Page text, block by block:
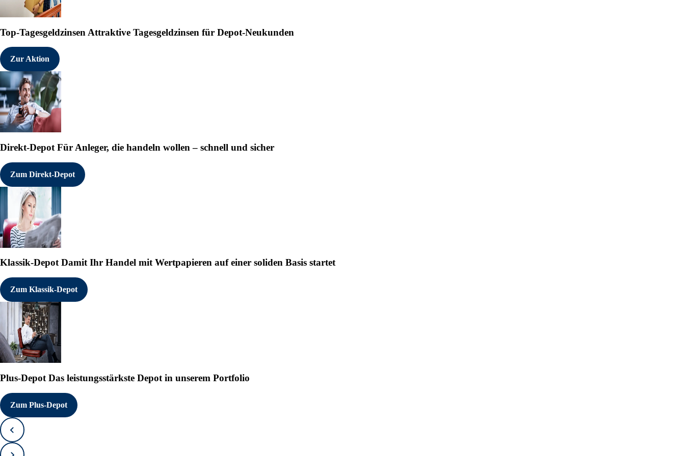
Top-Tagesgeldzinsen Attraktive Tagesgeldzinsen für Depot-Neukunden
Zur Aktion
Direkt-Depot Für Anleger, die handeln wollen – schnell und sicher
Zum Direkt-Depot
Klassik-DepotDamit Ihr Handel mit Wertpapieren auf einer soliden Basis startet
Zum Klassik-Depot
Plus-Depot Das leistungsstärkste Depot in unserem Portfolio
Zum Plus-Depot
Zurück